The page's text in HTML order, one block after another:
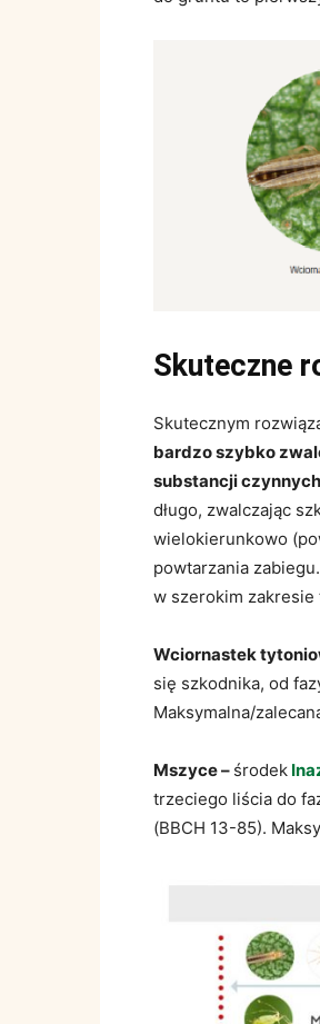
Skuteczne
Skutecznym
bardzo szybko
substancji
długo, zwalczając
wielokierunkowo
powtarzania
w szerokim zakresie
Wciornastek
się szkodnika, od
Maksymalna/
Mszyce – środek
trzeciego liścia do
(BBCH 13-85).